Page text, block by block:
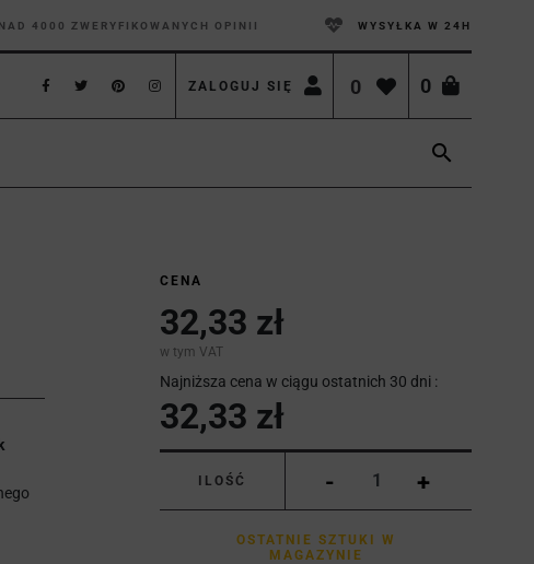
4000 ZWERYFIKOWANYCH OPINII WYSYŁKA W 24H
0
ZALOGUJ SIĘ 0

CENA
32,33 zł
w tym VAT
Najniższa cena w ciągu ostatnich 30 dni :
32,33 zł
ILOŚĆ - +
OSTATNIE SZTUKI W
MAGAZYNIE